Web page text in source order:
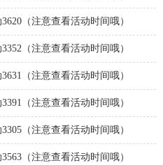
（注意查看活动时间哦）
（注意查看活动时间哦）
（注意查看活动时间哦）
（注意查看活动时间哦）
（注意查看活动时间哦）
（注意查看活动时间哦）